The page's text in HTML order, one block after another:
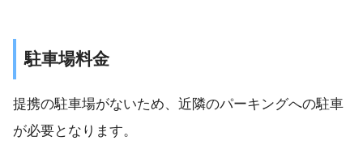
駐車場料金
提携の駐車場がないため、近隣のパーキングへの駐車
が必要となります。